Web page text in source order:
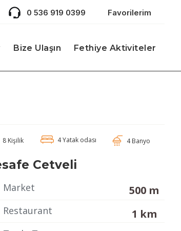
0 536 919 0399 Favorilerim
Bize Ulaşın Fethiye Aktiviteler
8 Kişilik 4 Yatak odası 4 Banyo
Cetveli
Market 500 m
Restaurant 1 km